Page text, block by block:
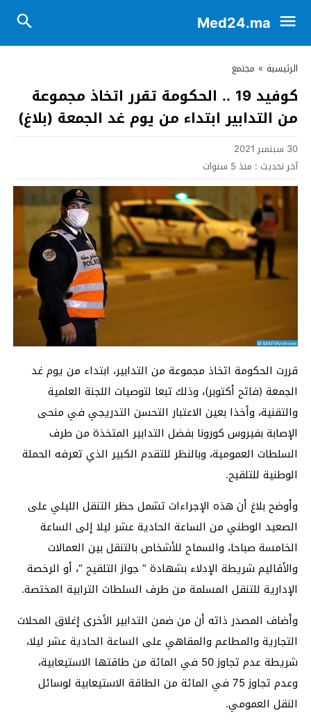
Med24.ma
الرئيسية » مجتمع
كوفيد 19 .. الحكومة تقرر اتخاذ مجموعة
من التدابير ابتداء من يوم غد الجمعة (بلاغ)
30 سبتمبر 2021
آخر تحديث : منذ 5 سنوات
قررت الحكومة اتخاذ مجموعة من التدابير، ابتداء من يوم غد
الجمعة (فاتح أكتوبر)، وذلك تبعا لتوصيات اللجنة العلمية
والتقنية، وأخذا بعين الاعتبار التحسن التدريجي في منحى
الإصابة بفيروس كورونا بفضل التدابير المتخذة من طرف
السلطات العمومية، وبالنظر للتقدم الكبير الذي تعرفه الحملة
الوطنية للتلقيح.
وأوضح بلاغ أن هذه الإجراءات تشمل حظر التنقل الليلي على
الصعيد الوطني من الساعة الحادية عشر ليلا إلى الساعة
الخامسة صباحا، والسماح للأشخاص بالتنقل بين العمالات
والأقاليم شريطة الإدلاء بشهادة ” جواز التلقيح “، أو الرخصة
الإدارية للتنقل المسلمة من طرف السلطات الترابية المختصة.
وأضاف المصدر ذاته أن من ضمن التدابير الأخرى إغلاق المحلات
التجارية والمطاعم والمقاهي على الساعة الحادية عشر ليلا،
شريطة عدم تجاوز 50 في المائة من طاقتها الاستيعابية،
وعدم تجاوز 75 في المائة من الطاقة الاستيعابية لوسائل
النقل العمومي.